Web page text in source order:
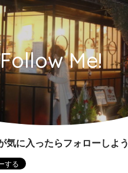
Follow Me!
気に入ったらフォローしよう